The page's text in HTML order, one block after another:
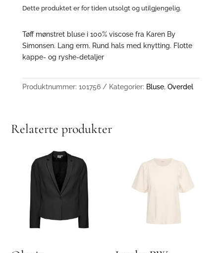
Dette produktet er for tiden utsolgt og utilgjengelig.
Tøff mønstret bluse i 100% viscose fra Karen By
Simonsen. Lang erm. Rund hals med knytting. Flotte
kappe- og ryshe-detaljer
Produktnummer: 101756 Kategorier: Bluse, Overdel
Relaterte produkter